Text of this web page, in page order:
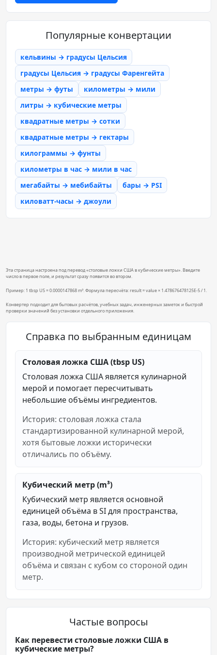
Популярные конвертации
кельвины → градусы Цельсия
градусы Цельсия → градусы Фаренгейта
метры → футы
километры → мили
литры → кубические метры
квадратные метры → сотки
квадратные метры → гектары
килограммы → фунты
километры в час → мили в час
мегабайты → мебибайты
бары → PSI
киловатт-часы → джоули
Эта страница настроена под перевод «столовые ложки США в кубические метры». Введите
число в первое поле, и результат сразу появится во втором.
Пример: 1 tbsp US = 0.0000147868 m³. Формула пересчёта: result = value × 1.478676478125E-5 / 1.
Конвертер подходит для бытовых расчётов, учебных задач, инженерных заметок и быстрой
проверки значений без установки отдельного приложения.
Справка по выбранным единицам
Столовая ложка США (tbsp US)
Столовая ложка США является кулинарной
мерой и помогает пересчитывать
небольшие объёмы ингредиентов.
История: столовая ложка стала
стандартизированной кулинарной мерой,
хотя бытовые ложки исторически
отличались по объёму.
Кубический метр (m³)
Кубический метр является основной
единицей объёма в SI для пространства,
газа, воды, бетона и грузов.
История: кубический метр является
производной метрической единицей
объёма и связан с кубом со стороной один
метр.
Частые вопросы
Как перевести столовые ложки США в
кубические метры?